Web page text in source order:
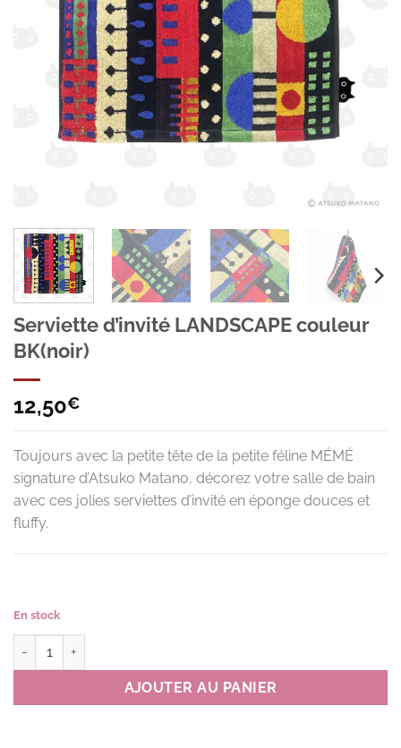
Serviette d’invité LANDSCAPE couleur
BK(noir)
12,50€
Toujours avec la petite tête de la petite féline MÉMÉ
signature d’Atsuko Matano, décorez votre salle de bain
avec ces jolies serviettes d’invité en éponge douces et
fluffy.
En stock
AJOUTER AU PANIER